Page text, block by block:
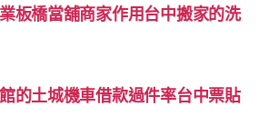
板橋當舖商家作用台中搬家的洗
的土城機車借款過件率台中票貼